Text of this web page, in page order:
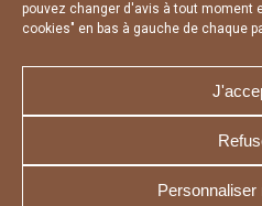
pouvez changer d'avis à tout moment
cookies" en bas à gauche de chaque
Personnaliser
NOUS CONTACTER
CHARTE DE CONFIDENTIALITÉ